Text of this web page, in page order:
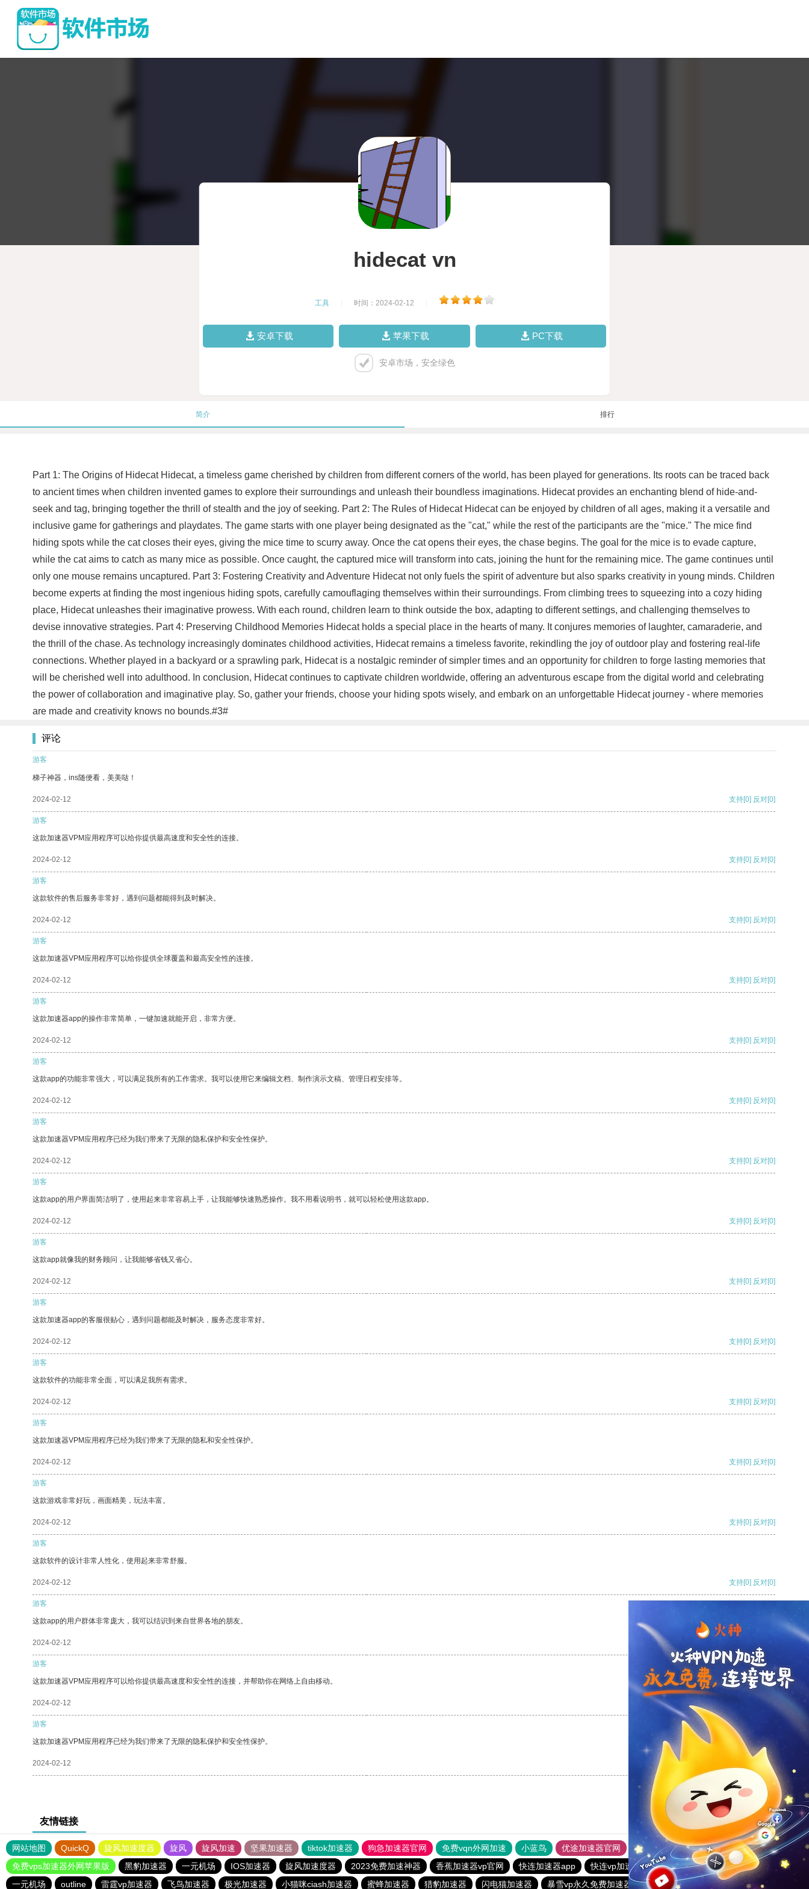
hidecat vn
工具 时间：2024-02-12
安卓下载 苹果下载 PC下载
安卓市场，安全绿色
简介 排行
Part 1: The Origins of Hidecat Hidecat, a timeless game cherished by children from different corners of the world, has been played for generations. Its roots can be traced back
to ancient times when children invented games to explore their surroundings and unleash their boundless imaginations. Hidecat provides an enchanting blend of hide-and-
seek and tag, bringing together the thrill of stealth and the joy of seeking. Part 2: The Rules of Hidecat Hidecat can be enjoyed by children of all ages, making it a versatile and
inclusive game for gatherings and playdates. The game starts with one player being designated as the "cat," while the rest of the participants are the "mice." The mice find
hiding spots while the cat closes their eyes, giving the mice time to scurry away. Once the cat opens their eyes, the chase begins. The goal for the mice is to evade capture,
while the cat aims to catch as many mice as possible. Once caught, the captured mice will transform into cats, joining the hunt for the remaining mice. The game continues until
only one mouse remains uncaptured. Part 3: Fostering Creativity and Adventure Hidecat not only fuels the spirit of adventure but also sparks creativity in young minds. Children
become experts at finding the most ingenious hiding spots, carefully camouflaging themselves within their surroundings. From climbing trees to squeezing into a cozy hiding
place, Hidecat unleashes their imaginative prowess. With each round, children learn to think outside the box, adapting to different settings, and challenging themselves to
devise innovative strategies. Part 4: Preserving Childhood Memories Hidecat holds a special place in the hearts of many. It conjures memories of laughter, camaraderie, and
the thrill of the chase. As technology increasingly dominates childhood activities, Hidecat remains a timeless favorite, rekindling the joy of outdoor play and fostering real-life
connections. Whether played in a backyard or a sprawling park, Hidecat is a nostalgic reminder of simpler times and an opportunity for children to forge lasting memories that
will be cherished well into adulthood. In conclusion, Hidecat continues to captivate children worldwide, offering an adventurous escape from the digital world and celebrating
the power of collaboration and imaginative play. So, gather your friends, choose your hiding spots wisely, and embark on an unforgettable Hidecat journey - where memories
are made and creativity knows no bounds.#3#
评论
游客
梯子神器，ins随便看，美美哒！
2024-02-12 支持[0] 反对[0]
游客
这款加速器VPM应用程序可以给你提供最高速度和安全性的连接。
2024-02-12 支持[0] 反对[0]
游客
这款软件的售后服务非常好，遇到问题都能得到及时解决。
2024-02-12 支持[0] 反对[0]
游客
这款加速器VPM应用程序可以给你提供全球覆盖和最高安全性的连接。
2024-02-12 支持[0] 反对[0]
游客
这款加速器app的操作非常简单，一键加速就能开启，非常方便。
2024-02-12 支持[0] 反对[0]
游客
这款app的功能非常强大，可以满足我所有的工作需求。我可以使用它来编辑文档、制作演示文稿、管理日程安排等。
2024-02-12 支持[0] 反对[0]
游客
这款加速器VPM应用程序已经为我们带来了无限的隐私保护和安全性保护。
2024-02-12 支持[0] 反对[0]
游客
这款app的用户界面简洁明了，使用起来非常容易上手，让我能够快速熟悉操作。我不用看说明书，就可以轻松使用这款app。
2024-02-12 支持[0] 反对[0]
游客
这款app就像我的财务顾问，让我能够省钱又省心。
2024-02-12 支持[0] 反对[0]
游客
这款加速器app的客服很贴心，遇到问题都能及时解决，服务态度非常好。
2024-02-12 支持[0] 反对[0]
游客
这款软件的功能非常全面，可以满足我所有需求。
2024-02-12 支持[0] 反对[0]
游客
这款加速器VPM应用程序已经为我们带来了无限的隐私和安全性保护。
2024-02-12 支持[0] 反对[0]
游客
这款游戏非常好玩，画面精美，玩法丰富。
2024-02-12 支持[0] 反对[0]
游客
这款软件的设计非常人性化，使用起来非常舒服。
2024-02-12 支持[0] 反对[0]
游客
这款app的用户群体非常庞大，我可以结识到来自世界各地的朋友。
2024-02-12
游客
这款加速器VPM应用程序可以给你提供最高速度和安全性的连接，并帮助你在网络上自由移动。
2024-02-12 反对
游客
这款加速器VPM应用程序已经为我们带来了无限的隐私保护和安全性保护。
2024-02-12 反对[0]
友情链接
网站地图 QuickQ 旋风加速度器 旋风 旋风加速 坚果加速器 tiktok加速器 狗急加速器官网 免费vqn外网加速 小蓝鸟 优途加速器官网 风驰加速器 旋风加速器
八戒看书
免费vps加速器外网苹果版
黑豹加速器 一元机场 IOS加速器 旋风加速度器 2023免费加速神器 香蕉加速器vp官网 快连加速器app 快连vp加速器 黑洞永久加速器
快连加速器app
一元机场
outline 雷霆vp加速器 飞鸟加速器 极光加速器 小猫咪ciash加速器 蜜蜂加速器 猎豹加速器 闪电猫加速器 暴雪vp永久免费加速器下载官网 雷霆加器速 闪电猫加速器